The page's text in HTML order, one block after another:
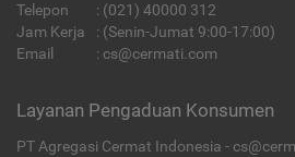
Telepon : (021) 40000 312
Jam Kerja
: (Senin-Jumat 9:00-17:00)
Email
: cs@cermati.com
Layanan Pengaduan Konsumen
PT Agregasi Cermat Indonesia -